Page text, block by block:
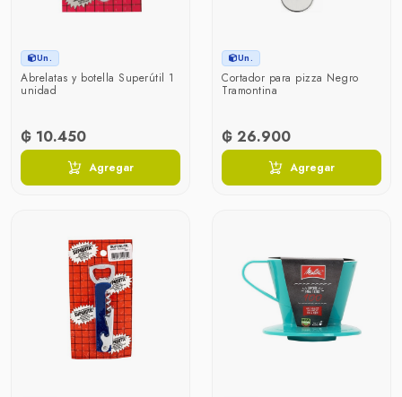
Un.
Abrelatas y botella Superútil 1
unidad
₲ 10.450
Agregar
Un.
Cortador para pizza Negro
Tramontina
₲ 26.900
Agregar